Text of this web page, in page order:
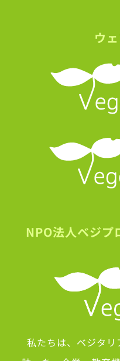
ウ
NPO法人ベジ
私たちは、ベジタ